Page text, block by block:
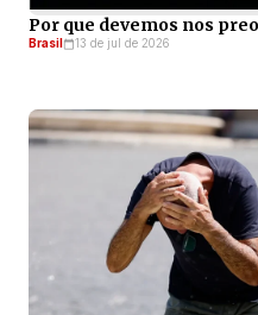
Por que devemos nos
Brasil 13 de jul de 2026